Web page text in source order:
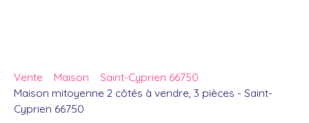
Vente Maison
Saint-Cyprien 66750
Maison mitoyenne 2 côtés à vendre, 3 pièces - Saint-
Cyprien 66750